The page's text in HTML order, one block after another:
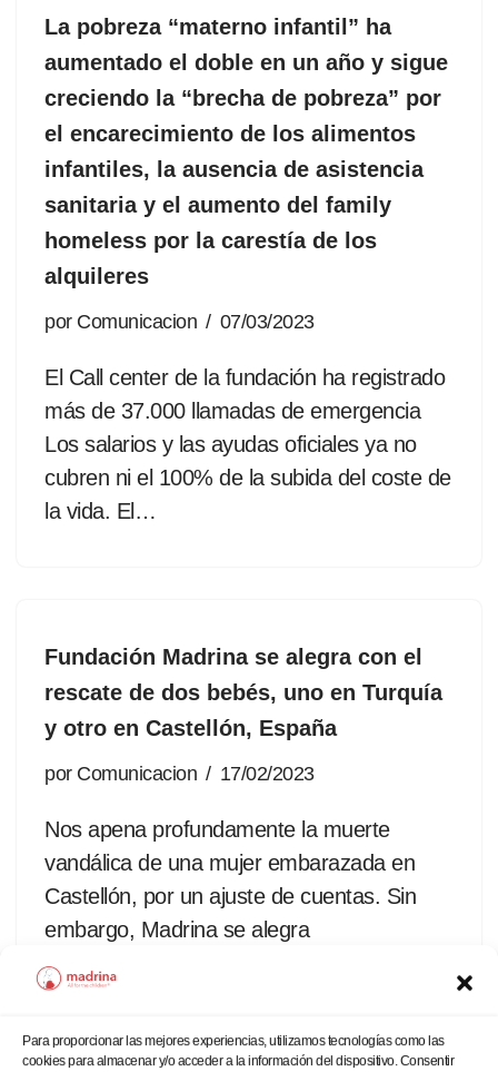
Para proporcionar las mejores experiencias, utilizamos tecnologías como las
cookies para almacenar y/o acceder a la información del dispositivo. Consentir
La pobreza “materno infantil” ha
aumentado el doble en un año y sigue
creciendo la “brecha de pobreza” por
el encarecimiento de los alimentos
infantiles, la ausencia de asistencia
sanitaria y el aumento del family
homeless por la carestía de los
alquileres
por Comunicacion 07/03/2023
El Call center de la fundación ha registrado
más de 37.000 llamadas de emergencia
Los salarios y las ayudas oficiales ya no
cubren ni el 100% de la subida del coste de
la vida. El…
Fundación Madrina se alegra con el
rescate de dos bebés, uno en Turquía
y otro en Castellón, España
por Comunicacion 17/02/2023
Nos apena profundamente la muerte
vandálica de una mujer embarazada en
Castellón, por un ajuste de cuentas. Sin
embargo, Madrina se alegra
profundamente de que su bebé de 37
semanas de gestación fuera rescatado
con…